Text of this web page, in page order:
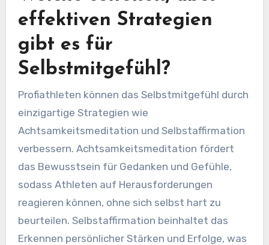
zu feiern, was eine mitfühlende Denkweise
verstärkt.
Welche seltenen, aber
effektiven Strategien
gibt es für
Selbstmitgefühl?
Profiathleten können das Selbstmitgefühl durch
einzigartige Strategien wie
Achtsamkeitsmeditation und Selbstaffirmation